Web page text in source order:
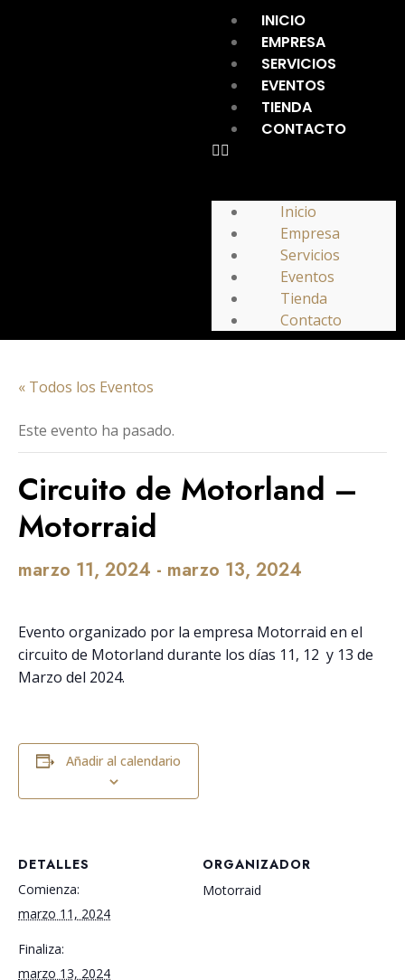
INICIO
EMPRESA
SERVICIOS
EVENTOS
TIENDA
CONTACTO
Inicio
Empresa
Servicios
Eventos
Tienda
Contacto
« Todos los Eventos
Este evento ha pasado.
Circuito de Motorland –
Motorraid
marzo 11, 2024 - marzo 13, 2024
Evento organizado por la empresa Motorraid en el
circuito de Motorland durante los días 11, 12 y 13 de
Marzo del 2024.
Añadir al calendario
DETALLES
Comienza:
marzo 11, 2024
Finaliza:
marzo 13, 2024
ORGANIZADOR
Motorraid